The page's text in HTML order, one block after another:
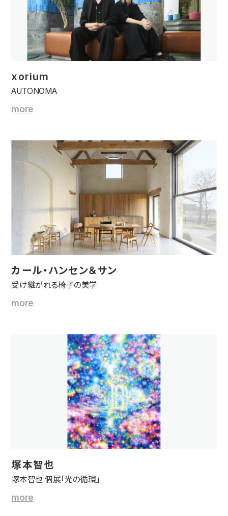
xorium
AUTONOMA
more
カール・ハンセン＆サン
受け継がれる椅子の美学
more
塚本智也
塚本智也 個展「光の循環」
more